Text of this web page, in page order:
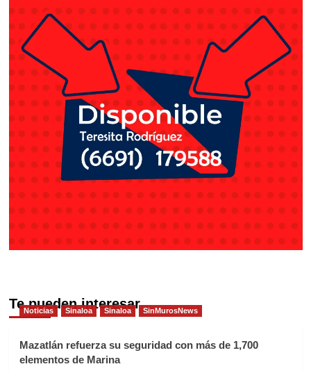
Te pueden interesar
Noticias Sinaloa Sinaloa SinMurosNews
Mazatlán refuerza su seguridad con más de 1,700
elementos de Marina